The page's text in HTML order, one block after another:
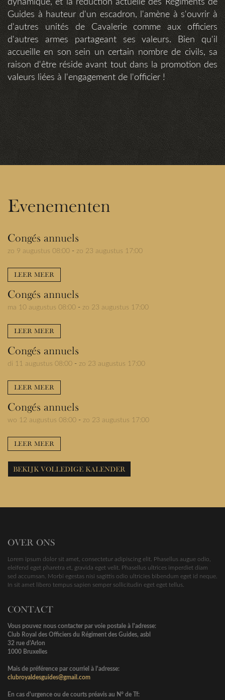
dynamique, et la réduction actuelle des Régiments de
Guides à hauteur d'un escadron, l'amène à s'ouvrir à
d'autres unités de Cavalerie comme aux officiers
d'autres armes partageant ses valeurs. Bien qu'il
accueille en son sein un certain nombre de civils, sa
raison d'être réside avant tout dans la promotion des
valeurs liées à l'engagement de l'officier !
Evenementen
Congés annuels
zo 9 augustus 08:00 - zo 23 augustus 17:00
LEER MEER
Congés annuels
ma 10 augustus 08:00 - zo 23 augustus 17:00
LEER MEER
Congés annuels
di 11 augustus 08:00 - zo 23 augustus 17:00
LEER MEER
Congés annuels
wo 12 augustus 08:00 - zo 23 augustus 17:00
LEER MEER
BEKIJK VOLLEDIGE KALENDER
OVER ONS
Lorem ipsum dolor sit amet, consectetur adipiscing elit. Phasellus augue odio,
eleifend eget pharetra et, gravida eget velit. Phasellus ultrices imperdiet diam
sed accumsan. Morbi egestas nisi sagittis odio ultricies bibendum eget id neque.
In sit amet libero tempus sapien semper sollicitudin eget eget tellus.
CONTACT
Vous pouvez nous contacter par voie postale à l'adresse:
Club Royal des Officiers du Régiment des Guides, asbl
32 rue d'Arlon
1000 Bruxelles
Mais de préférence par courriel à l'adresse:
clubroyaldesguides@gmail.com
En cas d'urgence ou de courts préavis au N° de Tf: